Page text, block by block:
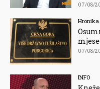
07/08/
Hronika
07/08/
INFO